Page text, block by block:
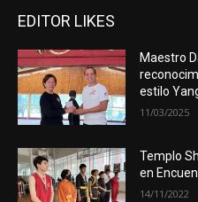
EDITOR LIKES
Maestro
estilo
11/03/2025
Templo
en
14/11/2022